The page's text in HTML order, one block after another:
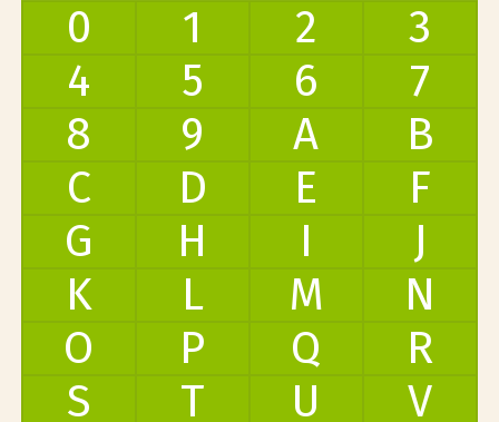
0 1 2
3
4
5 6
7
8
9 A
B
C
D E
F
G
H I
J
K
L M
N
O
P Q
R
S
T U
V